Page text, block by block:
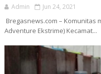
Admin Jun 24, 2021
Bregasnews.com – Komunitas
Adventure Ekstrime) Kecamat...